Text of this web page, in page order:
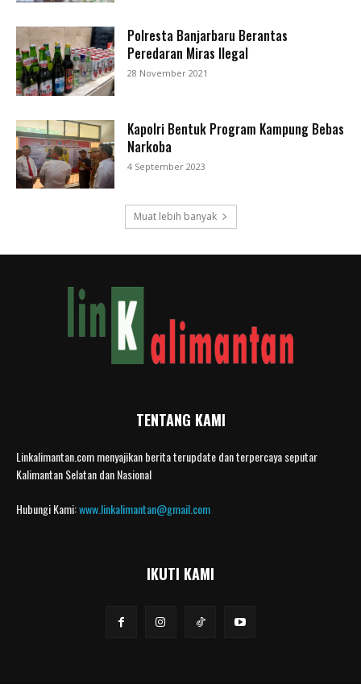
Polresta Banjarbaru Berantas
Peredaran Miras Ilegal
28 November 2021
Kapolri Bentuk Program Kampung Bebas
Narkoba
4 September 2023
Muat lebih banyak
TENTANG KAMI
Linkalimantan.com menyajikan berita terupdate dan terpercaya seputar
Kalimantan Selatan dan Nasional
Hubungi Kami:www.linkalimantan@gmail.com
IKUTI KAMI